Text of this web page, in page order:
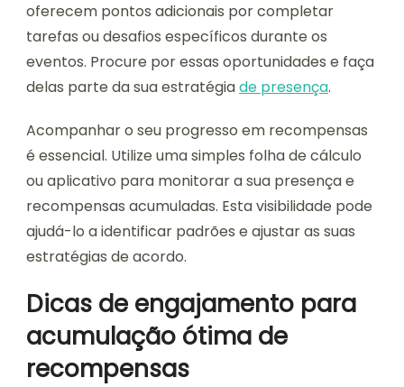
oferecem pontos adicionais por completar
tarefas ou desafios específicos durante os
eventos. Procure por essas oportunidades e faça
delas parte da sua estratégiade presença.
Acompanhar o seu progresso em recompensas
é essencial. Utilize uma simples folha de cálculo
ou aplicativo para monitorar a sua presença e
recompensas acumuladas. Esta visibilidade pode
ajudá-lo a identificar padrões e ajustar as suas
estratégias de acordo.
Dicas de engajamento para
acumulação ótima de
recompensas